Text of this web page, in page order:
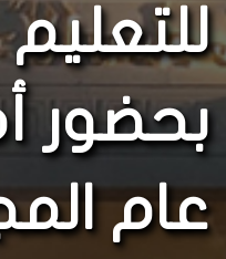
للتعليم
بحضور
عام